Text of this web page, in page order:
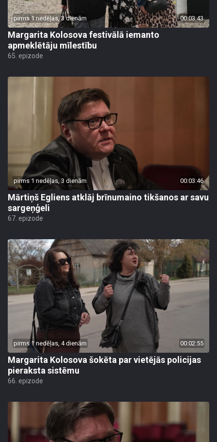
pirms 1 nedēļas, 3 dienām 00:03:43
Margarita Kolosova festivālā iemanto
apmeklētāju mīlestību
65. epizode
pirms 1 nedēļas, 3 dienām 00:03:46
Mārtiņš Egliens atklāj brīnumaino tikšanos ar savu
sargeņģeli
67. epizode
pirms 1 nedēļas, 4 dienām 00:02:55
Margarita Kolosova šokēta par vietējās policijas
pieraksta sistēmu
66. epizode